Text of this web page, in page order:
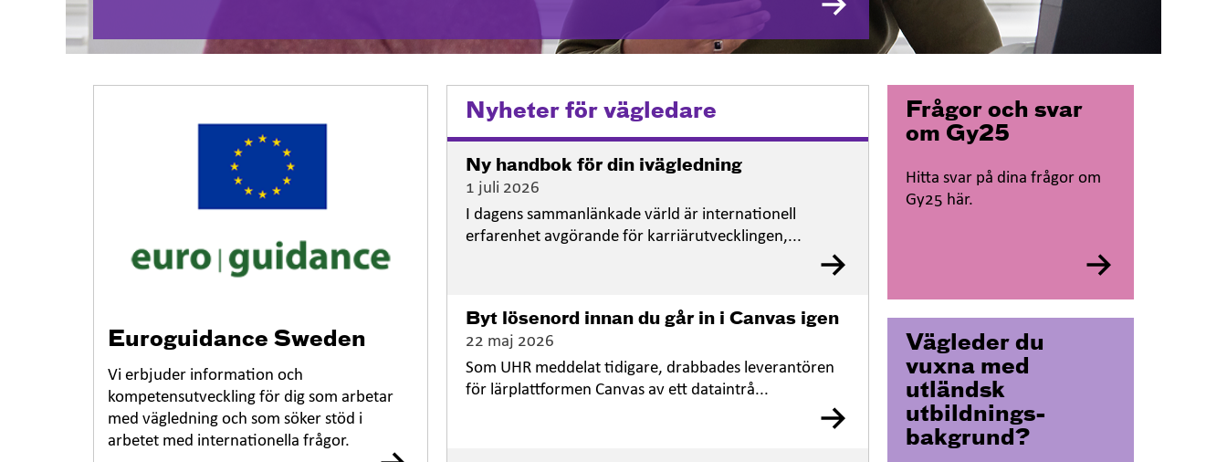
Frågor och svar
om Gy25
Hitta svar på dina frågor om
Gy25 här.
Vägleder du
vuxna med
utländsk
utbildnings-
bakgrund?
Nyheter för vägledare
Ny handbok för din ivägledning
1 juli 2026
I dagens sammanlänkade värld är internationell
erfarenhet avgörande för karriärutvecklingen,...
Byt lösenord innan du går in i Canvas igen
22 maj 2026
Som UHR meddelat tidigare, drabbades leverantören
för lärplattformen Canvas av ett dataintrå...
Euroguidance Sweden
Vi erbjuder information och
kompetensutveckling för dig som arbetar
med vägledning och som söker stöd i
arbetet med internationella frågor.